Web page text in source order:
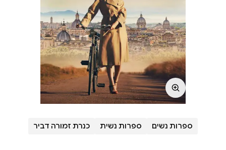
ספרות נשים ספרות נשית כנרת זמורה דביר